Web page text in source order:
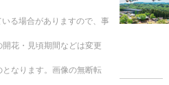
る場合がありますので、事
花・見頃期間などは変更
なります。画像の無断転